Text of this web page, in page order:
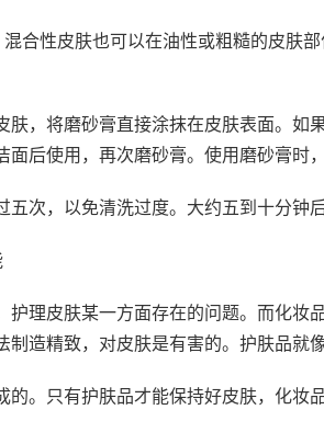
合性皮肤也可以在油性或粗糙的皮肤
肤，将磨砂膏直接涂抹在皮肤表面。如
后使用，再次磨砂膏。使用磨砂膏时
次，以免清洗过度。大约五到十分钟
护理皮肤某一方面存在的问题。而化妆
造精致，对皮肤是有害的。护肤品就像
的。只有护肤品才能保持好皮肤，化妆